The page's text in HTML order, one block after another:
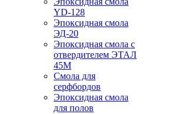
YD-128
Эпоксидная смола
ЭД-20
Эпоксидная смола с
отвердителем ЭТАЛ
45М
Смола для
серфбордов
Эпоксидная смола
для полов